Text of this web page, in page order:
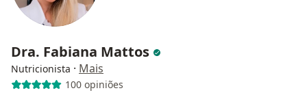
Dra. Fabiana Mattos
Nutricionista · Mais
100 opiniões